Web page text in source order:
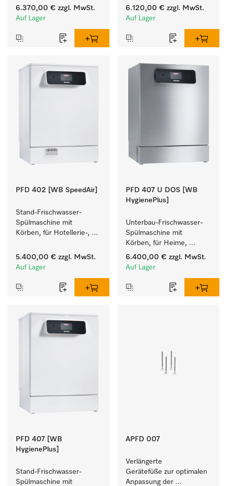
Kindergärten und alle, mit
hohen
6.370,00 € zzgl. MwSt.
Auf Lager
Kindergärten und alle, mit
hohen
6.120,00 € zzgl. MwSt.
Auf Lager
PFD 402 [WB SpeedAir]
Stand-Frischwasser-
Spülmaschine mit
Körben, für Hotellerie-,
Cateringbetriebe.
5.400,00 € zzgl. MwSt.
Auf Lager
PFD 407 U DOS [WB
HygienePlus]
Unterbau-Frischwasser-
Spülmaschine mit
Körben, für Heime,
Kindergärten und alle, mit
hohen
6.400,00 € zzgl. MwSt.
Auf Lager
PFD 407 [WB
HygienePlus]
Stand-Frischwasser-
Spülmaschine mit
APFD 007
Verlängerte
Gerätefüße zur optimalen
Anpassung der